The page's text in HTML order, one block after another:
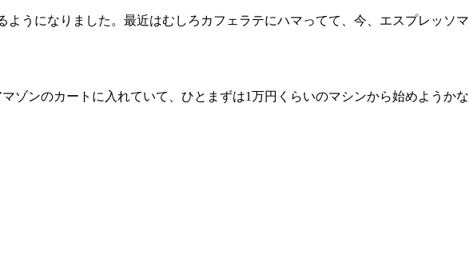
うになりました。最近はむしろカフェラテにハマってて、今、エスプレッソマ
ンのカートに入れていて、ひとまずは1万円くらいのマシンから始めようかな